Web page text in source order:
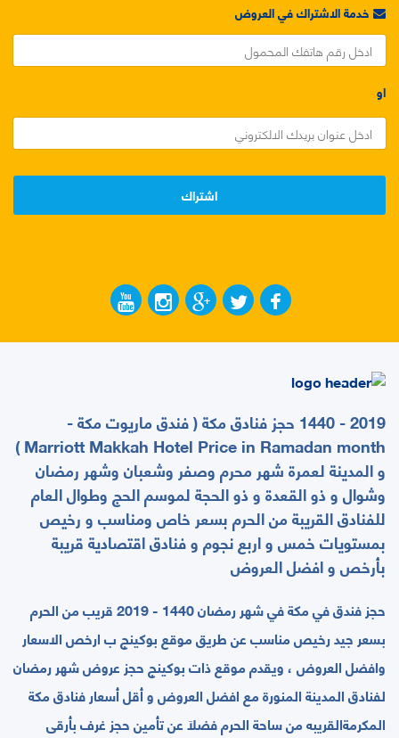
خدمة الاشتراك في العروض
او
2019 - 1440 حجز فنادق مكة ( فندق ماريوت مكة -
Marriott Makkah Hotel Price in Ramadan month )
و المدينة لعمرة شهر محرم وصفر وشعبان وشهر رمضان
وشوال و ذو القعدة و ذو الحجة لموسم الحج وطوال العام
للفنادق القريبة من الحرم بسعر خاص ومناسب و رخيص
بمستويات خمس و اربع نجوم و فنادق اقتصادية قريبة
بأرخص و افضل العروض
حجز فندق في مكة في شهر رمضان 1440 - 2019 قريب من الحرم
بسعر جيد رخيص مناسب عن طريق موقع بوكينج ب ارخص الاسعار
وافضل العروض ، ويقدم ﻣﻮﻗﻊ ﺫﺍﺕ ﺑﻮﻛﻴﻨﺞ حجز عروض شهر رمضان
لفنادق المدينة المنورة مع اﻓﻀﻞ العروض ﻭ ﺃﻗﻞ ﺃﺳﻌﺎﺭ ﻓﻨﺎﺩﻕ ﻣﻜﺔ
ﺍﻟﻤﻜﺮﻣﺔالقريبه من ساحة الحرم ﻓﻀﻼ‌َ ﻋﻦ ﺗﺄﻣﻴﻦ ﺣﺠﺰ ﻏﺮﻑ ﺑﺄﺭﻗﻰ